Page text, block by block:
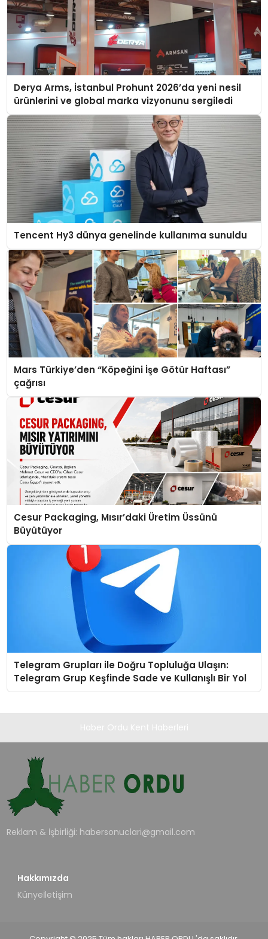
Derya Arms, İstanbul Prohunt 2026’da yeni nesil
ürünlerini ve global marka vizyonunu sergiledi
Tencent Hy3 dünya genelinde kullanıma sunuldu
Mars Türkiye’den “Köpeğini İşe Götür Haftası”
çağrısı
Cesur Packaging, Mısır’daki Üretim Üssünü
Büyütüyor
Telegram Grupları ile Doğru Topluluğa Ulaşın:
Telegram Grup Keşfinde Sade ve Kullanışlı Bir Yol
Reklam & İşbirliği: habersonuclari@gmail.com
Hakkımızda
Künyeİletişim